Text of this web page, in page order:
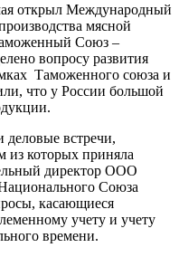
открыл Международный
мясной
Союз –
вопросу развития
Таможенного союза и
что у России большой
встречи,
из которых приняла
директор ООО
Союза
касающиеся
учету и учету
времени.